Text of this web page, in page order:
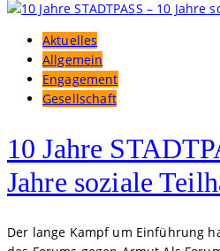
Aktuelles
Allgemein
Engagement
Gesellschaft
10 Jahre
Jahre soziale
Der lange Kampf um Einführung